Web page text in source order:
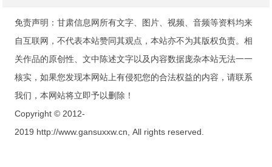
免责声明：甘肃信息网所有文字、图片、视频、音频等资料均来
自互联网，不代表本站赞同其观点，本站亦不为其版权负责。相
关作品的原创性、文中陈述文字以及内容数据庞杂本站无法一一
核实，如果您发现本网站上有侵犯您的合法权益的内容，请联系
我们，本网站将立即予以删除！
Copyright © 2012-
2019 http://www.gansuxxw.cn, All rights reserved.